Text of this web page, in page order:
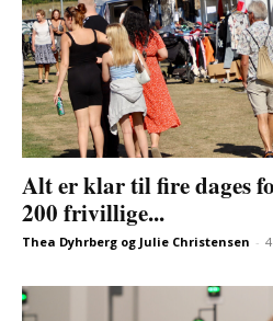
Alt er klar til fire dages
200 frivillige...
Thea Dyhrberg og Julie Christensen -